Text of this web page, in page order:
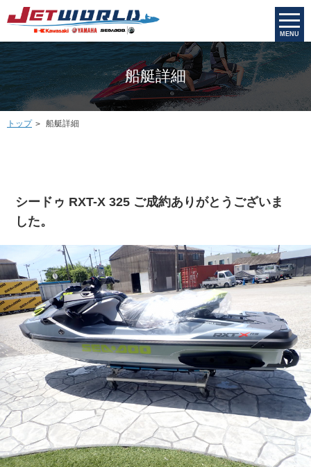
MENU
船艇詳細
トップ 船艇詳細
シードゥ RXT-X 325 ご成約ありがとうございま
した。